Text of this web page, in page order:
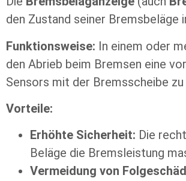
den Zustand seiner
Funktionsweise: In einem oder
den Abrieb beim Bremsen eine
Sensors mit der Bremsscheibe
Vorteile:
Erhöhte Sicherheit: Die
Beläge die Bremsleistung
Vermeidung von